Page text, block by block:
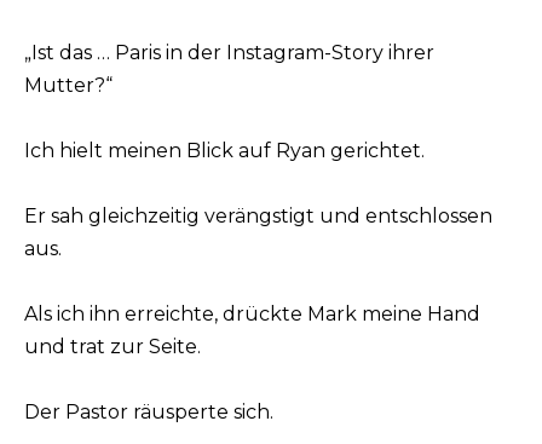
„Ist das … Paris in der Instagram-Story ihrer
Mutter?“
Ich hielt meinen Blick auf Ryan gerichtet.
Er sah gleichzeitig verängstigt und entschlossen
aus.
Als ich ihn erreichte, drückte Mark meine Hand
und trat zur Seite.
Der Pastor räusperte sich.